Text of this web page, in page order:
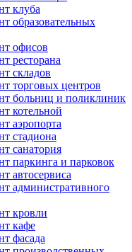
клуба
образовательных
офисов
ресторана
складов
торговых центров
больниц и поликлиник
котельной
аэропорта
стадиона
санатория
паркинга и парковок
автосервиса
административного
кровли
кафе
фасада